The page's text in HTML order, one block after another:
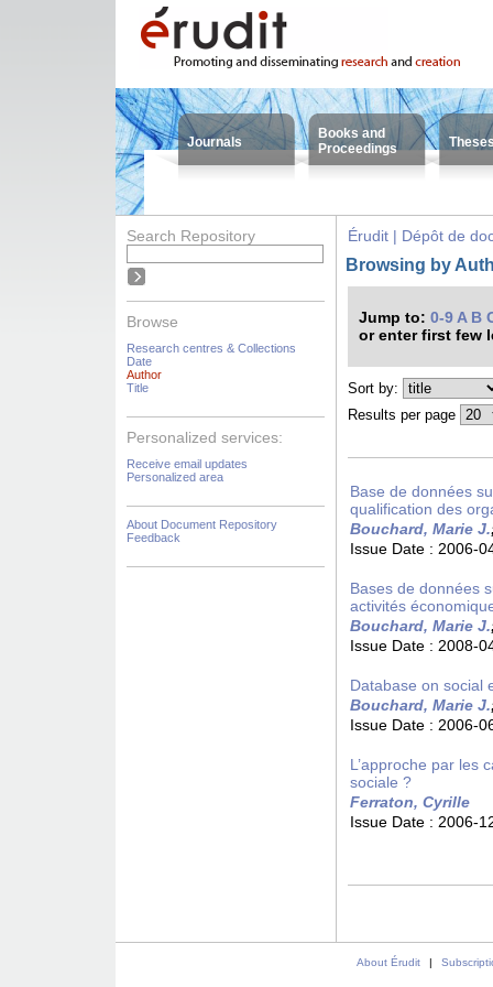
Journals
Books and
Proceedings
Search Repository
Browse
Research centres & Collections
Date
Author
Title
Personalized services:
Receive email updates
Personalized area
About Document Repository
Feedback
Érudit | Dépôt de
Browsing by
Jump to: 0-9 A B
or enter first few
Sort by:
Results per page
Base de données
qualification des
Bouchard, Marie J.
Issue Date : 2006-
Bases de données
activités
Bouchard, Marie J.
Issue Date : 2008-
Database on social
Bouchard, Marie J.
Issue Date : 2006-
L’approche par les
sociale ?
Ferraton, Cyrille
Issue Date : 2006-
About Érudit |